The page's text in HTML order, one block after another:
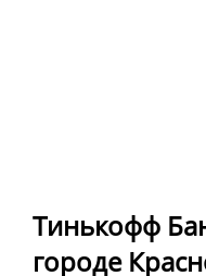
Тинькофф
городе